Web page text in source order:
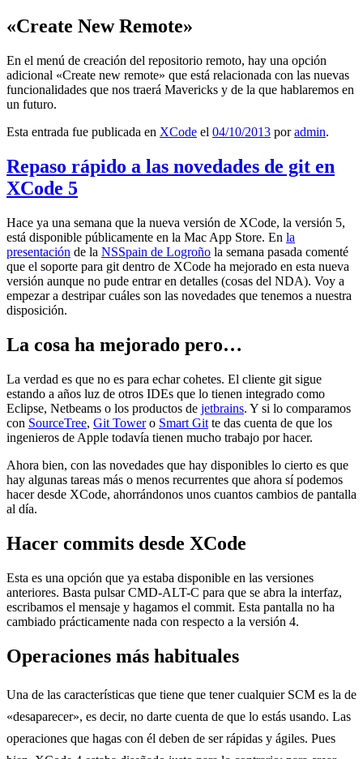
«Create New Remote»
En el menú de creación del repositorio remoto, hay una opción
adicional «Create new remote» que está relacionada con las nuevas
funcionalidades que nos traerá Mavericks y de la que hablaremos en
un futuro.
Esta entrada fue publicada en XCode el 04/10/2013 poradmin.
Repaso rápido a las novedades de git en
XCode 5
Hace ya una semana que la nueva versión de XCode, la versión 5,
está disponible públicamente en la Mac App Store. En la
presentación de la NSSpain de Logroño la semana pasada comenté
que el soporte para git dentro de XCode ha mejorado en esta nueva
versión aunque no pude entrar en detalles (cosas del NDA). Voy a
empezar a destripar cuáles son las novedades que tenemos a nuestra
disposición.
La cosa ha mejorado pero…
La verdad es que no es para echar cohetes. El cliente git sigue
estando a años luz de otros IDEs que lo tienen integrado como
Eclipse, Netbeams o los productos de jetbrains. Y si lo comparamos
con SourceTree, Git Towero Smart Git te das cuenta de que los
ingenieros de Apple todavía tienen mucho trabajo por hacer.
Ahora bien, con las novedades que hay disponibles lo cierto es que
hay algunas tareas más o menos recurrentes que ahora sí podemos
hacer desde XCode, ahorrándonos unos cuantos cambios de pantalla
al día.
Hacer commits desde XCode
Esta es una opción que ya estaba disponible en las versiones
anteriores. Basta pulsar CMD-ALT-C para que se abra la interfaz,
escribamos el mensaje y hagamos el commit. Esta pantalla no ha
cambiado prácticamente nada con respecto a la versión 4.
Operaciones más habituales
Una de las características que tiene que tener cualquier SCM es la de
«desaparecer», es decir, no darte cuenta de que lo estás usando. Las
operaciones que hagas con él deben de ser rápidas y ágiles. Pues